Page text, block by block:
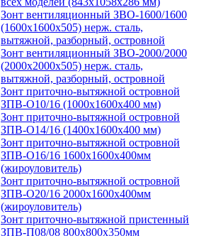
Зонт вентиляционный ЗВО-1600/1600
(1600х1600х505) нерж. сталь,
вытяжной, разборный, островной
Зонт вентиляционный ЗВО-2000/2000
(2000х2000х505) нерж. сталь,
вытяжной, разборный, островной
Зонт приточно-вытяжной островной
ЗПВ-О10/16 (1000х1600х400 мм)
Зонт приточно-вытяжной островной
ЗПВ-О14/16 (1400х1600х400 мм)
Зонт приточно-вытяжной островной
ЗПВ-О16/16 1600х1600х400мм
(жироуловитель)
Зонт приточно-вытяжной островной
ЗПВ-О20/16 2000х1600х400мм
(жироуловитель)
Зонт приточно-вытяжной пристенный
ЗПВ-П08/08 800х800х350мм